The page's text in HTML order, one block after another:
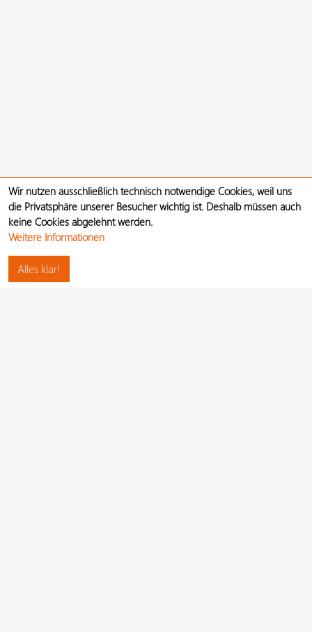
Wir nutzen ausschließlich technisch notwendige Cookies, weil uns
die Privatsphäre unserer Besucher wichtig ist. Deshalb müssen auch
keine Cookies abgelehnt werden.
Weitere Informationen
Alles klar!